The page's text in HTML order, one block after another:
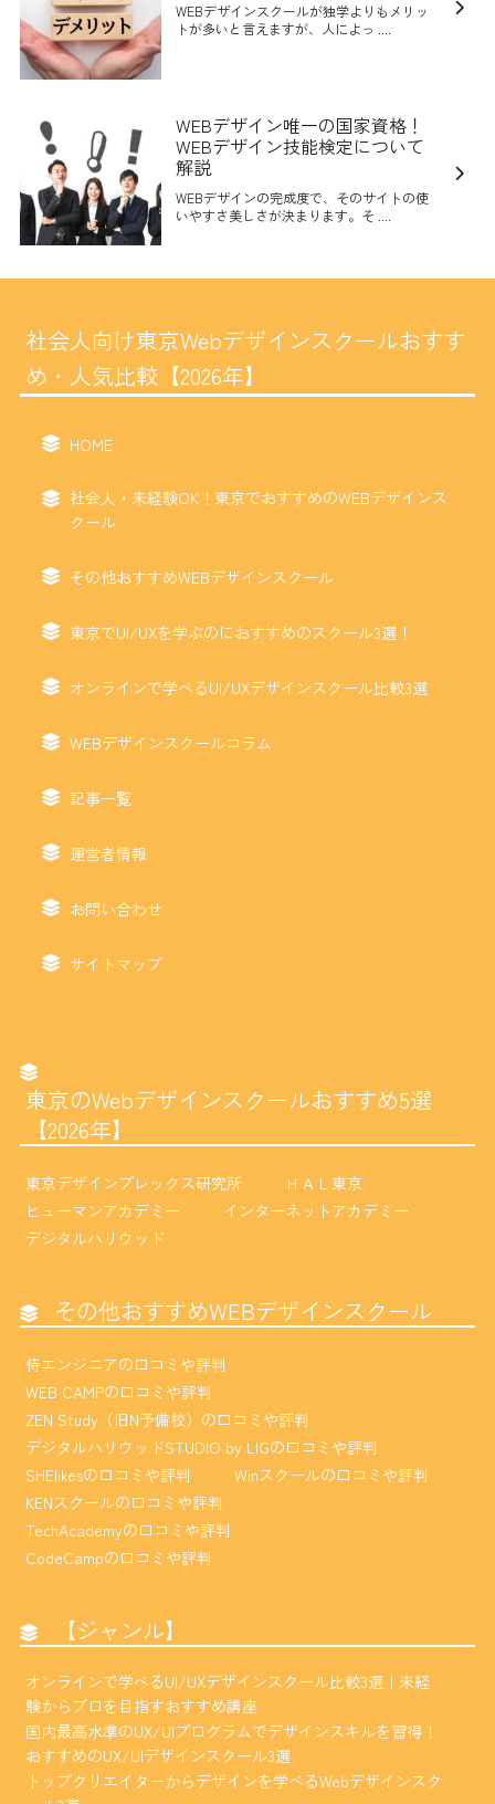
WEBデザインスクールが独学よりもメリッ
トが多いと言えますが、人によっ ....
WEBデザイン唯一の国家資格！
WEBデザイン技能検定について
解説
WEBデザインの完成度で、そのサイトの使
いやすさ美しさが決まります。そ ....
社会人向け東京Webデザインスクールおすす
め・人気比較【2026年】
HOME
社会人・未経験OK！東京でおすすめのWEBデザインス
クール
その他おすすめWEBデザインスクール
東京でUI/UXを学ぶのにおすすめのスクール3選！
オンラインで学べるUI/UXデザインスクール比較3選
WEBデザインスクールコラム
記事一覧
運営者情報
お問い合わせ
サイトマップ
東京のWebデザインスクールおすすめ5選
【2026年】
東京デザインプレックス研究所
ＨＡＬ東京
ヒューマンアカデミー
インターネットアカデミー
デジタルハリウッド
その他おすすめWEBデザインスクール
侍エンジニアの口コミや評判
WEB CAMPの口コミや評判
ZEN Study（旧N予備校）の口コミや評判
デジタルハリウッドSTUDIO by LIGの口コミや評判
SHElikesの口コミや評判
Winスクールの口コミや評判
KENスクールの口コミや評判
TechAcademyの口コミや評判
CodeCampの口コミや評判
【ジャンル】
オンラインで学べるUI/UXデザインスクール比較3選｜未経
験からプロを目指すおすすめ講座
国内最高水準のUX/UIプログラムでデザインスキルを習得！
おすすめのUX/UIデザインスクール3選
トップクリエイターからデザインを学べるWebデザインスク